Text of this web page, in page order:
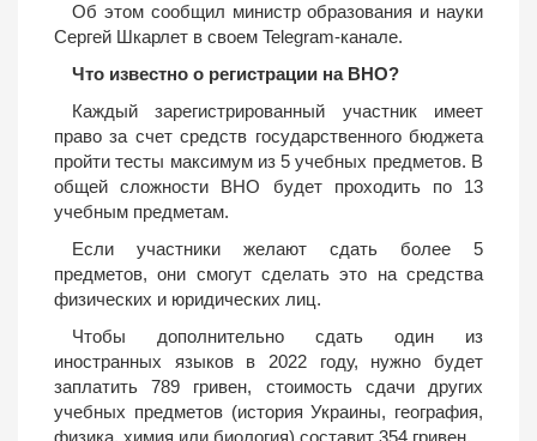
Об этом сообщил министр образования и науки
Сергей Шкарлет в своем Telegram-канале.
Что известно о регистрации на ВНО?
Каждый зарегистрированный участник имеет
право за счет средств государственного бюджета
пройти тесты максимум из 5 учебных предметов. В
общей сложности ВНО будет проходить по 13
учебным предметам.
Если участники желают сдать более 5
предметов, они смогут сделать это на средства
физических и юридических лиц.
Чтобы дополнительно сдать один из
иностранных языков в 2022 году, нужно будет
заплатить 789 гривен, стоимость сдачи других
учебных предметов (история Украины, география,